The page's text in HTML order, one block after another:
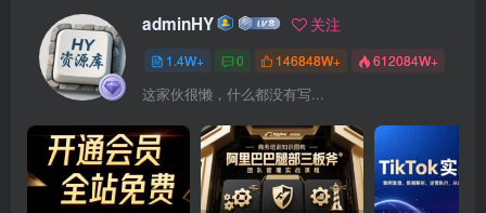
adminHY 关注
1.4W+ 0 146848W+ 612084W+
这家伙很懒，什么都没有写...